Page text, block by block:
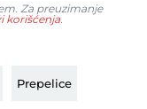
Za preuzimanje
korišćenja
Prepelice